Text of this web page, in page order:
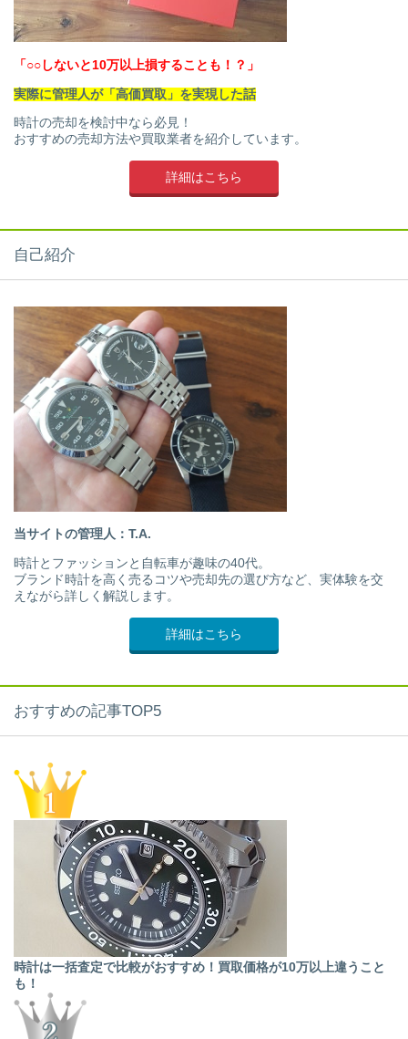
「○○しないと10万以上損することも！？」
実際に管理人が「高価買取」を実現した話
時計の売却を検討中なら必見！
おすすめの売却方法や買取業者を紹介しています。
詳細はこちら
自己紹介
当サイトの管理人：T.A.
時計とファッションと自転車が趣味の40代。
ブランド時計を高く売るコツや売却先の選び方など、実体験を交
えながら詳しく解説します。
詳細はこちら
おすすめの記事TOP5
時計は一括査定で比較がおすすめ！買取価格が10万以上違うこと
も！